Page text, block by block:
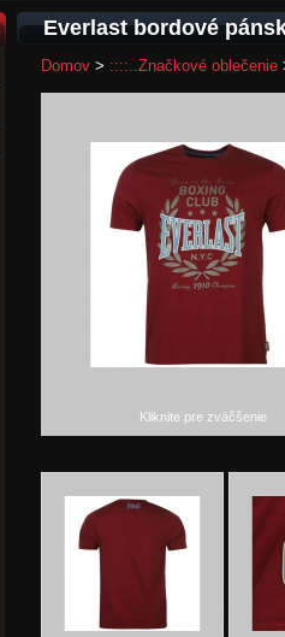
Everlast bordové
Domov > ::::..Značkové oblečenie
Kliknite pre zväčšenie